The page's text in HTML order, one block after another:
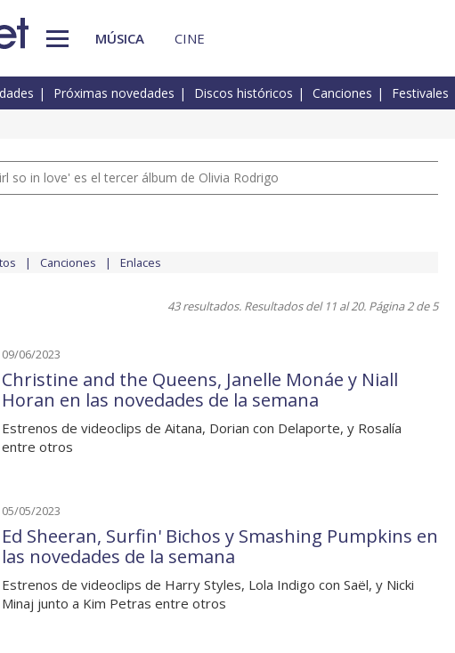
MÚSICA CINE
Próximas novedades Discos históricos Canciones Festivales
so in love' es el tercer álbum de Olivia Rodrigo
Canciones Enlaces
43 resultados. Resultados del 11 al 20. Página 2 de 5
09/06/2023
Christine and the Queens, Janelle Monáe y Niall
Horan en las novedades de la semana
Estrenos de videoclips de Aitana, Dorian con Delaporte, y Rosalía
entre otros
05/05/2023
Ed Sheeran, Surfin' Bichos y Smashing Pumpkins en
las novedades de la semana
Estrenos de videoclips de Harry Styles, Lola Indigo con Saël, y Nicki
Minaj junto a Kim Petras entre otros